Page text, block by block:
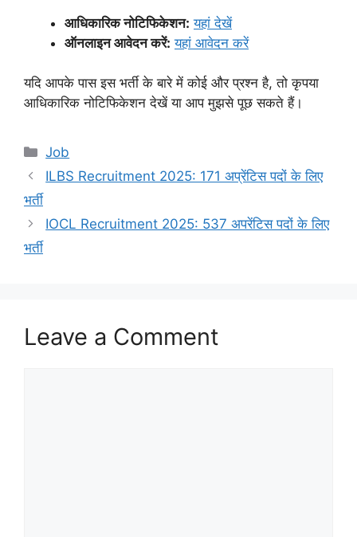
आधिकारिक नोटिफिकेशन: यहां देखें
ऑनलाइन आवेदन करें: यहां आवेदन करें
यदि आपके पास इस भर्ती के बारे में कोई और प्रश्न है, तो कृपया
आधिकारिक नोटिफिकेशन देखें या आप मुझसे पूछ सकते हैं।
Categories
Job
ILBS Recruitment 2025: 171 अप्रेंटिस पदों के लिए
भर्ती
IOCL Recruitment 2025: 537 अपरेंटिस पदों के लिए
भर्ती
Leave a Comment